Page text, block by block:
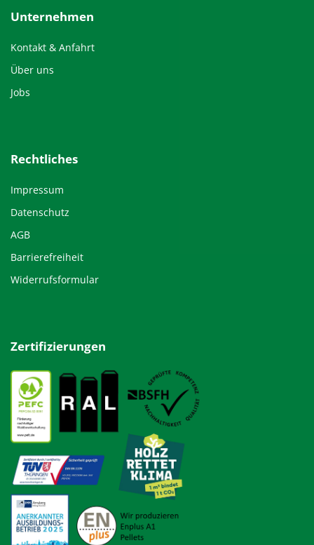
Unternehmen
Kontakt & Anfahrt
Über uns
Jobs
Rechtliches
Impressum
Datenschutz
AGB
Barrierefreiheit
Widerrufsformular
Zertifizierungen